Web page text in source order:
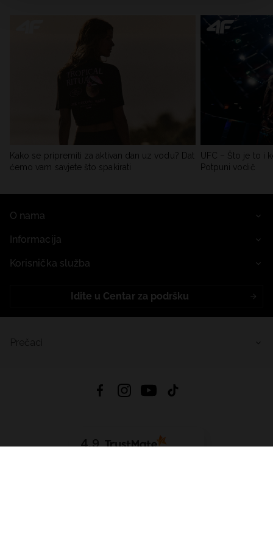
Kako se pripremiti za aktivan dan uz vodu? Dat
ćemo vam savjete što spakirati
UFC – Što je to i
Potpuni vodič
O nama
Informacija
Korisnička služba
Idite u Centar za podršku
4.9